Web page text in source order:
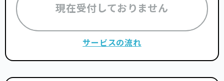
現在受付しておりません
サービスの流れ